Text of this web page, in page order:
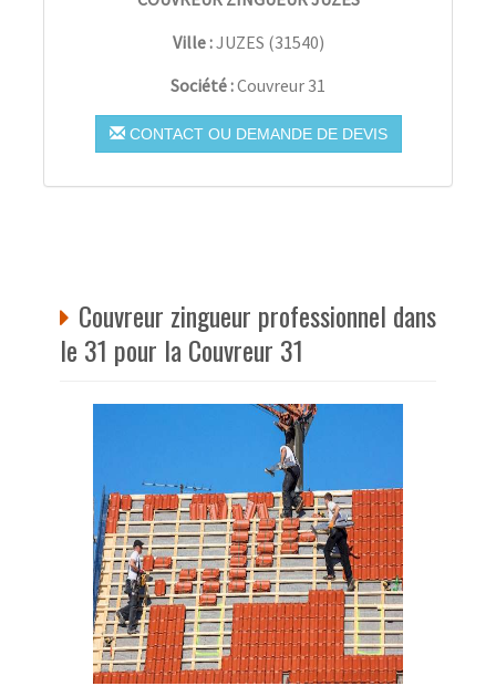
Ville :JUZES (31540)
Société :Couvreur 31
CONTACT OU DEMANDE DE DEVIS
Couvreur zingueur professionnel dans
le 31 pour la Couvreur 31